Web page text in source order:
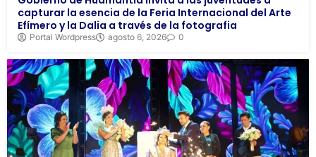
capturar la esencia de la Feria Internacional del Arte
Efímero y la Dalia a través de la fotografia
Portal Wordpress agosto 6, 2026 0